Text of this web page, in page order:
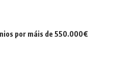
por máis de 550.000€